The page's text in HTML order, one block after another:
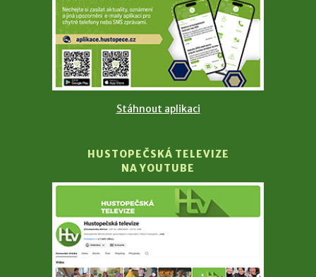
Stáhnout aplikaci
HUSTOPEČSKÁ TELEVIZE
NA YOUTUBE